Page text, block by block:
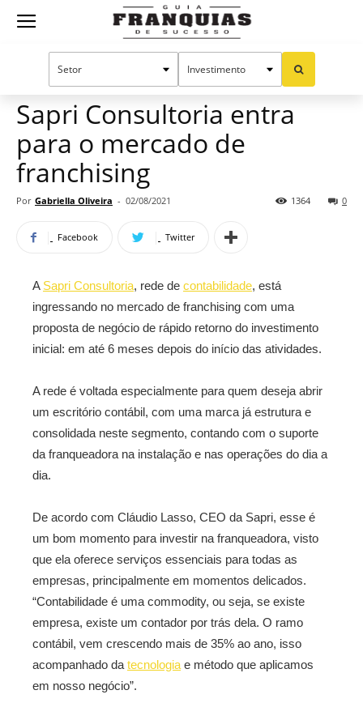
Guia
Mercado de franquias
Sapri Consultoria entra
para o mercado de
franchising
Por Gabriella Oliveira - 02/08/2021 0
1364
Facebook Twitter
A Sapri Consultoria, rede de contabilidade, está
ingressando no mercado de franchising com uma
proposta de negócio de rápido retorno do investimento
inicial: em até 6 meses depois do início das atividades.
A rede é voltada especialmente para quem deseja abrir
um escritório contábil, com uma marca já estrutura e
consolidada neste segmento, contando com o suporte
da franqueadora na instalação e nas operações do dia a
dia.
De acordo com Cláudio Lasso, CEO da Sapri, esse é
um bom momento para investir na franqueadora, visto
que ela oferece serviços essenciais para todas as
empresas, principalmente em momentos delicados.
“Contabilidade é uma commodity, ou seja, se existe
empresa, existe um contador por trás dela. O ramo
contábil, vem crescendo mais de 35% ao ano, isso
acompanhado da tecnologia e método que aplicamos
em nosso negócio”.